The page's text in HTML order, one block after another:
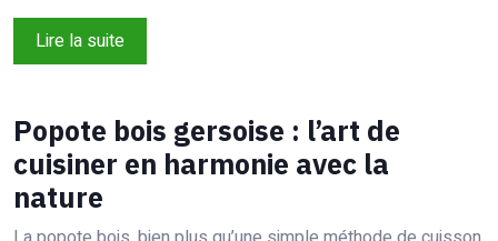
Lire la suite
Popote bois gersoise : l’art de
cuisiner en harmonie avec la
nature